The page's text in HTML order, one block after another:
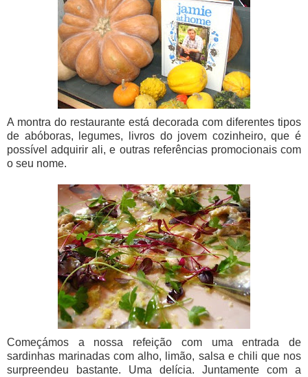
A montra do restaurante está decorada com diferentes tipos
de abóboras, legumes, livros do jovem cozinheiro, que é
possível adquirir ali, e outras referências promocionais com
o seu nome.
Começámos a nossa refeição com uma entrada de
sardinhas marinadas com alho, limão, salsa e chili que nos
surpreendeu bastante. Uma delícia. Juntamente com a